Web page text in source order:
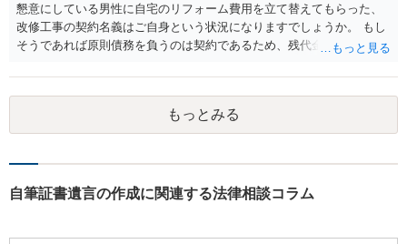
懇意にしている男性に自宅のリフォーム費用を立て替えてもらった、
改修工事の契約名義はご自身という状況になりますでしょうか。 もし
そうであれば原則債務を負うのは契約であるため、残代金を捻出して
ます。 入籍した場合でも、原則契約者が単独で全ての債務を負うこと
には変わりがありません。 なかなか対応に難しい案件であり、公開の
場でアドバイスを行うのも限界があるように思われますので、資料等
を持参のうえ個別に弁護士に相談されることをお勧めします。
もっとみる
自筆証書遺言の作成に関連する法律相談コラム